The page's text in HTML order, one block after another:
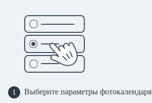
1 Выберите параметры фотокалендаря